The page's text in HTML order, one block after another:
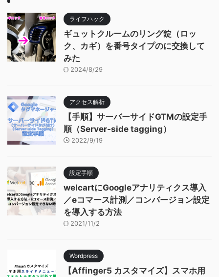
ライフハック
ギュットクルームのリング錠（ロッ
ク、カギ）を番号タイプのに交換して
みた
2024/8/29
アクセス解析
【手順】サーバーサイドGTMの設定手
順（Server-side tagging）
2022/9/19
設定手順
welcartにGoogleアナリティクス導入
／eコマース計測／コンバージョン設定
を導入する方法
2021/11/2
Wordpress
【Affinger5 カスタマイズ】スマホ用